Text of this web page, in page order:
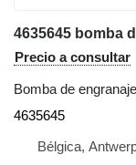
Precio a consultar
Bomba de
4635645
Bélgica,